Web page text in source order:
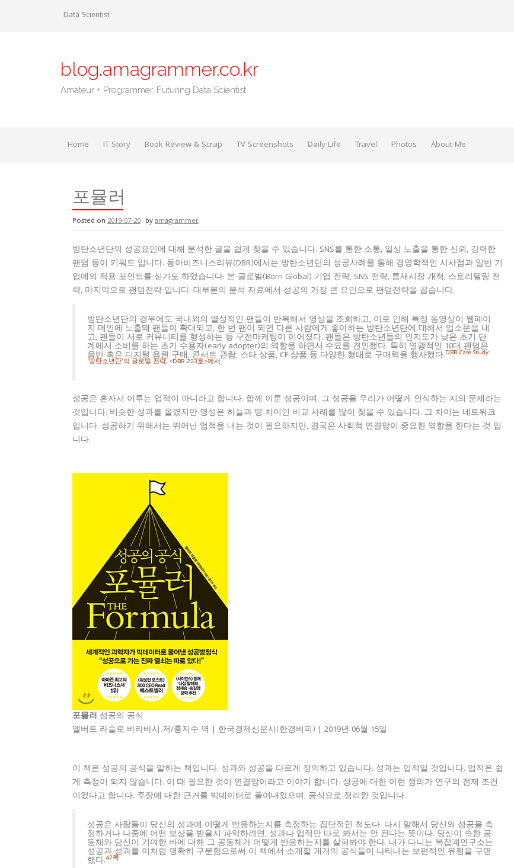
Data Scientist
blog.amagrammer.co.kr
Amateur + Programmer, Futuring Data Scientist
Home IT Story Book Review & Scrap TV Screenshots Daily Life Travel Photos About Me
포뮬러
Posted on 2019-07-20 byamagrammer
방탄소년단의 성공요인에 대해 분석한 글을 쉽게 찾을 수 있습니다. SNS를 통한 소통, 일상 노출을 통한 신뢰, 강력한
팬덤 등이 키워드 입니다. 동아비즈니스리뷰(DBR)에서는 방탄소년단의 성공사례를 통해 경영학적인 시사점과 일반 기
업에의 적용 포인트를 싣기도 하였습니다. 본 글로벌(Born Global) 기업 전략, SNS 전략, 틈새시장 개척, 스토리텔링 전
략, 마지막으로 팬덤전략 입니다. 대부분의 분석 자료에서 성공의 가장 큰 요인으로 팬덤전략을 꼽습니다.
방탄소년단의 경우에도 국내외의 열성적인 팬들이 반복해서 영상을 조회하고, 이로 인해 특정 동영상이 웹페이
지 메인에 노출돼 팬들이 확대되고, 한 번 팬이 되면 다른 사람에게 좋아하는 방탄소년단에 대해서 입소문을 내
고, 팬들이 서로 커뮤니티를 형성하는 등 구전마케팅이 이어졌다. 팬들은 방탄소년들의 인지도가 낮은 초기 단
계에서 소비를 하는 초기 수용자(early adopter)의 역할을 하면서 수요를 견인했다. 특히 열광적인 10대 팬덤은
음반 혹은 디지털 음원 구매, 콘서트 관람, 스타 상품, CF 상품 등 다양한 형태로 구매력을 행사했다.DBR Case Study:
‘방탄소년단’의 글로벌 전략, <DBR 223호>에서
성공은 혼자서 이루는 업적이 아니라고 합니다. 함께 이룬 성공이며, 그 성공을 우리가 어떻게 인식하는 지의 문제라는
것입니다. 비슷한 성과를 올렸지만 명성은 하늘과 땅 차이인 비교 사례를 많이 찾을 수 있습니다. 그 차이는 네트워크
입니다. 성공하기 위해서는 뛰어난 업적을 내는 것이 필요하지만, 결국은 사회적 연결망이 중요한 역할을 한다는 것 입
니다.
포뮬러 성공의 공식
앨버트 라슬로 바라바시 저/홍지수 역 | 한국경제신문사(한경비피) | 2019년 06월 15일
이 책은 성공의 공식을 말하는 책입니다. 성과와 성공을 다르게 정의하고 있습니다. 성과는 업적일 것입니다. 업적은 쉽
게 측정이 되지 않습니다. 이 때 필요한 것이 연결망이라고 이야기 합니다. 성공에 대한 이런 정의가 연구의 전제 조건
이었다고 합니다. 주장에 대한 근거를 빅데이터로 풀어내였으며, 공식으로 정리한 것입니다.
성공은 사람들이 당신의 성과에 어떻게 반응하는지를 측정하는 집단적인 척도다. 다시 말해서 당신의 성공을 측
정하거나 나중에 어떤 보상을 받을지 파악하려면, 성과나 업적만 따로 봐서는 안 된다는 뜻이다. 당신이 속한 공
동체와 당신이 기여한 바에 대해 그 공동체가 어떻게 반응하는지를 살펴봐야 한다. 내가 다니는 복잡계연구소는
성공과 성과를 이처럼 명확히 구분함으로써 이 책에서 소개할 개개의 공식들이 나타내는 보편적인 유형을 구명
했다.47쪽